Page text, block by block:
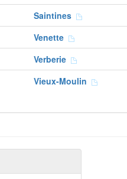
Saintines
Venette
Verberie
Vieux-Moulin